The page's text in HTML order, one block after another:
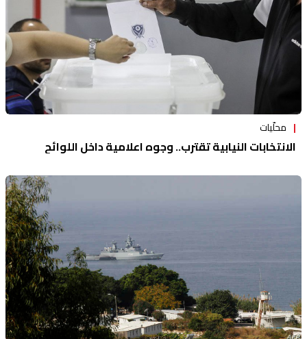
محلّيات
الانتخابات النيابية تقترب.. وجوه اعلامية داخل اللوائح